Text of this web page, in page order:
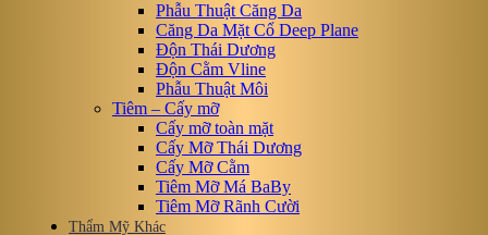
Phẫu Thuật Căng Da
Căng Da Mặt Cổ Deep Plane
Độn Thái Dương
Độn Cằm Vline
Phẫu Thuật Môi
Tiêm – Cấy mỡ
Cấy mỡ toàn mặt
Cấy Mỡ Thái Dương
Cấy Mỡ Cằm
Tiêm Mỡ Má BaBy
Tiêm Mỡ Rãnh Cười
Thẩm Mỹ Khác